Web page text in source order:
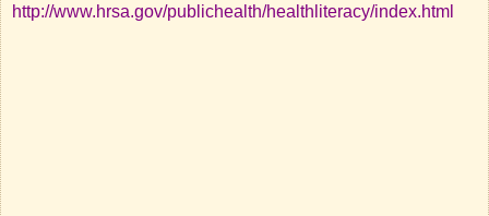
http://www.hrsa.gov/publichealth/healthliteracy/index.html